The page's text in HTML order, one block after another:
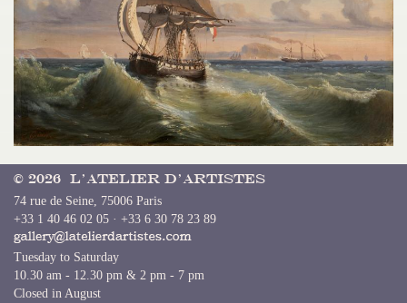
© 2026 L’Atelier d’Artistes
74 rue de Seine, 75006 Paris
+33 1 40 46 02 05 · +33 6 30 78 23 89
Tuesday to Saturday
10.30 am - 12.30 pm & 2 pm - 7 pm
Closed in August